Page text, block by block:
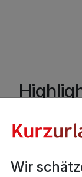
Welche
Wir